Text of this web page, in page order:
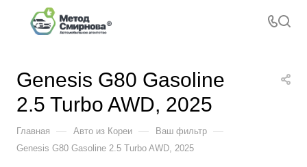
Genesis G80 Gasoline
2.5 Turbo AWD, 2025
Главная — Авто из Кореи — Ваш фильтр —
Genesis G80 Gasoline 2.5 Turbo AWD, 2025